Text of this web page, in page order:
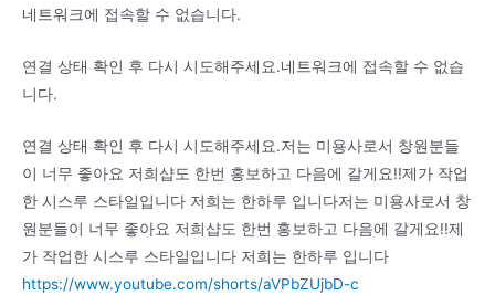
네트워크에 접속할 수 없습니다.
연결 상태 확인 후 다시 시도해주세요.네트워크에 접속할 수 없습
니다.
연결 상태 확인 후 다시 시도해주세요.저는 미용사로서 창원분들
이 너무 좋아요 저희샵도 한번 홍보하고 다음에 갈게요!!제가 작업
한 시스루 스타일입니다 저희는 한하루 입니다저는 미용사로서 창
원분들이 너무 좋아요 저희샵도 한번 홍보하고 다음에 갈게요!!제
가 작업한 시스루 스타일입니다 저희는 한하루 입니다
https://www.youtube.com/shorts/aVPbZUjbD-c